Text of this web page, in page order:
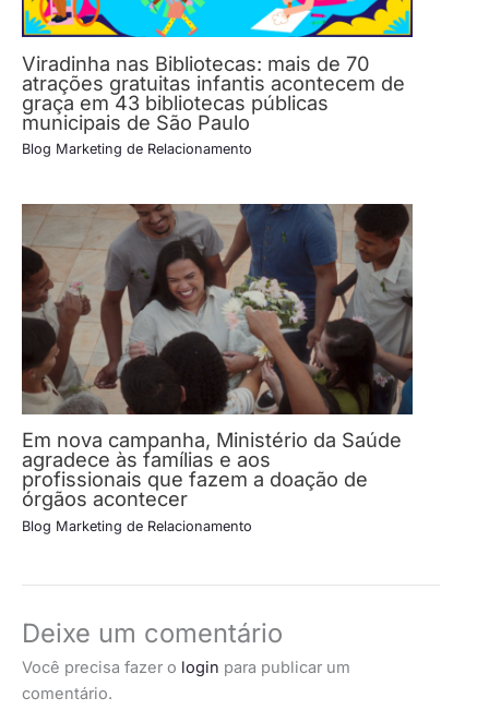
Viradinha nas Bibliotecas: mais de 70
atrações gratuitas infantis acontecem de
graça em 43 bibliotecas públicas
municipais de São Paulo
Blog Marketing de Relacionamento
Em nova campanha, Ministério da Saúde
agradece às famílias e aos
profissionais que fazem a doação de
órgãos acontecer
Blog Marketing de Relacionamento
Deixe um comentário
Você precisa fazer o login para publicar um
comentário.